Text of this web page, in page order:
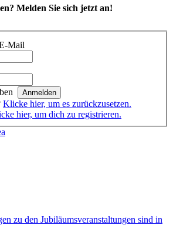
Melden Sie sich jetzt an!
Mail
Klicke hier, um es zurückzusetzen.
hier, um dich zu registrieren.
zu den Jubiläumsveranstaltungen sind in